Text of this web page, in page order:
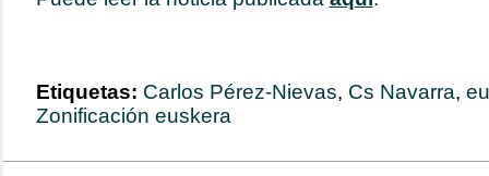
Etiquetas: Carlos Pérez-Nievas, Cs Navarra,
Zonificación euskera